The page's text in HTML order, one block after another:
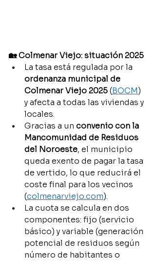
🏡 Colmenar Viejo: situación 2025
La tasa está regulada por la
ordenanza municipal de
Colmenar Viejo 2025 (BOCM)
y afecta a todas las viviendas y
locales.
Gracias a un convenio con la
Mancomunidad de Residuos
del Noroeste, el municipio
queda exento de pagar la tasa
de vertido, lo que reducirá el
coste final para los vecinos
(colmenarviejo.com).
La cuota se calcula en dos
componentes: fijo (servicio
básico) y variable (generación
potencial de residuos según
número de habitantes o